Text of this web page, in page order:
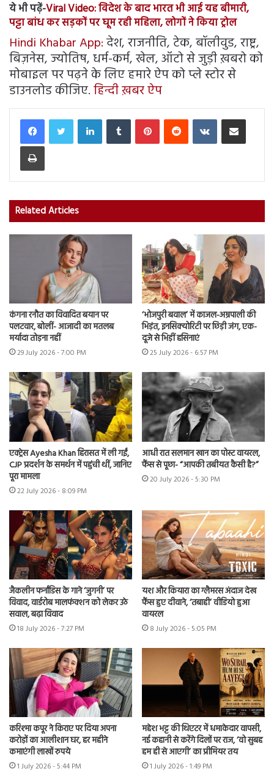
ये भी पढ़ें-Viral Video: विदेश के बाद भारत भी आई यह बीमारी,
पट्टा बांध कर सड़कों पर घूम रही महिला, लोगों ने किया ट्रोल
Hindi Khabar App:देश, राजनीति, टेक, बॉलीवुड, राष्ट्र,
बिज़नेस, ज्योतिष, धर्म-कर्म, खेल, ऑटो से जुड़ी ख़बरो को
मोबाइल पर पढ़ने के लिए हमारे ऐप को प्ले स्टोर से
डाउनलोड कीजिए.हिन्दी ख़बर ऐप
LinkedInTumblr PinterestReddit VKontakteShare via Email
Print
Related Articles
कंगना रनौत का विवादित बयान पर
पलटवार, बोलीं- आजादी का मतलब
मर्यादा तोड़ना नहीं
29 July 2026 - 7:00 PM
‘भोजपुरी बवाल’ में काजल-अम्रपाली की
भिड़ंत, इनसिक्योरिटी पर छिड़ी जंग, एक-
दूजे से भिड़ीं हसिनाएं
25 July 2026 - 6:57 PM
एक्ट्रेस Ayesha Khan हिरासत में ली गईं,
CJP प्रदर्शन के समर्थन में पहुंची थीं, जानिए
पूरा मामला
22 July 2026 - 8:09 PM
आधी रात सलमान खान का पोस्ट वायरल,
फैंस से पूछा- “आपकी तबीयत कैसी है?”
20 July 2026 - 5:30 PM
जैकलीन फर्नांडिस के गाने ‘जुगनी’ पर
विवाद, वार्डरोब मालफंक्शन को लेकर उठे
सवाल, बढ़ा विवाद
18 July 2026 - 7:27 PM
यश और कियारा का ग्लैमरस अंदाज देख
फैंस हुए दीवाने, ‘तबाही’ वीडियो हुआ
वायरल
8 July 2026 - 5:05 PM
करिश्मा कपूर ने किराए पर दिया अपना
करोड़ों का आलीशान घर, हर महीने
कमाएंगी लाखों रुपये
1 July 2026 - 5:44 PM
महेश भट्ट की थिएटर में धमाकेदार वापसी,
नई कहानी से करेंगे दिलों पर राज, ‘वो सुबह
हम ही से आएगी’ का प्रीमियर तय
1 July 2026 - 1:49 PM